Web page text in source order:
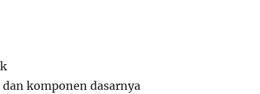
komponen dasarnya